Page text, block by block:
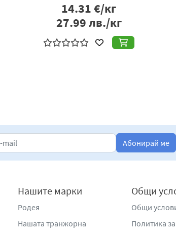
14.31€/кг
27.99лв./кг
Абонирай ме
Нашите марки
Родея
Нашата транжорна
Общи
Общи
Политика